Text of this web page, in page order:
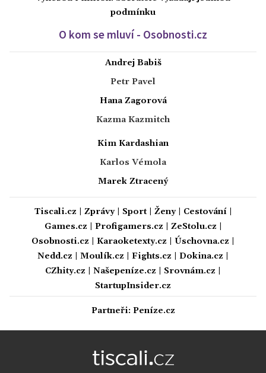
podmínku
O kom se mluví - Osobnosti.cz
Andrej Babiš
Petr Pavel
Hana Zagorová
Kazma Kazmitch
Kim Kardashian
Karlos Vémola
Marek Ztracený
Tiscali.cz Zprávy| Sport| Ženy| Cestování|
Games.cz
Profigamers.cz ZeStolu.cz
Osobnosti.cz
Karaoketexty.cz Úschovna.cz
Nedd.cz
Moulík.cz Fights.cz Dokina.cz
CZhity.cz
Našepeníze.cz Srovnám.cz
StartupInsider.cz
Partneři: Peníze.cz